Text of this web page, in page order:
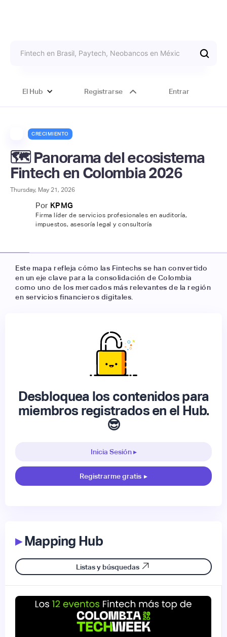
El Hub Registrarse Entrar
CRECIMIENTO
🗺️ Panorama del ecosistema
Fintech en Colombia 2026
Thursday, May 21, 2026
Por KPMG
Firma líder de servicios profesionales en auditoría,
impuestos, asesoría legal y consultoría
Este mapa refleja cómo las Fintechs se han convertido
en un eje clave para la consolidación de Colombia
como uno de los mercados más relevantes de la región
en servicios financieros digitales.
Desbloquea los contenidos para
miembros registrados en el Hub.
😎
Inicia Sesión ▸
Registrarme gratis ▸
▸Mapping Hub
Listas y búsquedas